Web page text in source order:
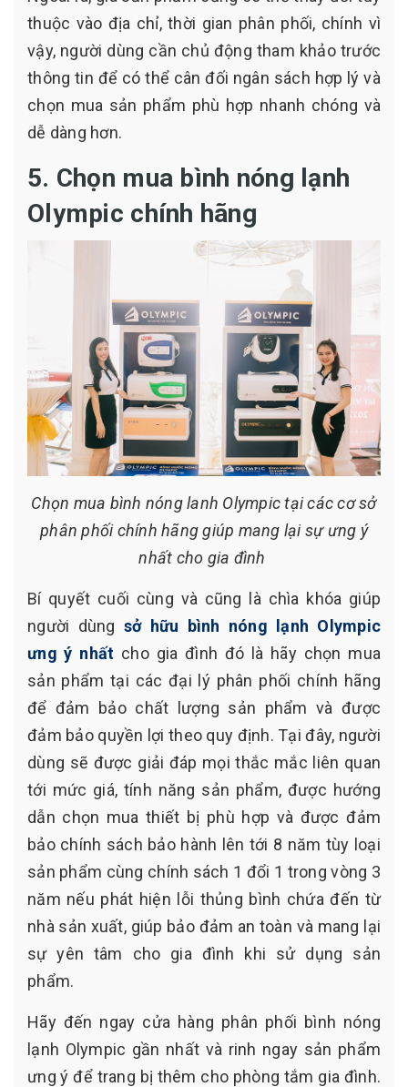
thuộc vào địa chỉ, thời gian phân phối, chính vì
vậy, người dùng cần chủ động tham khảo trước
thông tin để có thể cân đối ngân sách hợp lý và
chọn mua sản phẩm phù hợp nhanh chóng và
dễ dàng hơn.
5. Chọn mua bình nóng lạnh
Olympic chính hãng
Chọn mua bình nóng lanh Olympic tại các cơ sở
phân phối chính hãng giúp mang lại sự ưng ý
nhất cho gia đình
Bí quyết cuối cùng và cũng là chìa khóa giúp
người dùng sở hữu bình nóng lạnh Olympic
ưng ý nhất cho gia đình đó là hãy chọn mua
sản phẩm tại các đại lý phân phối chính hãng
để đảm bảo chất lượng sản phẩm và được
đảm bảo quyền lợi theo quy định. Tại đây, người
dùng sẽ được giải đáp mọi thắc mắc liên quan
tới mức giá, tính năng sản phẩm, được hướng
dẫn chọn mua thiết bị phù hợp và được đảm
bảo chính sách bảo hành lên tới 8 năm tùy loại
sản phẩm cùng chính sách 1 đổi 1 trong vòng 3
năm nếu phát hiện lỗi thủng bình chứa đến từ
nhà sản xuất, giúp bảo đảm an toàn và mang lại
sự yên tâm cho gia đình khi sử dụng sản
phẩm.
Hãy đến ngay cửa hàng phân phối bình nóng
lạnh Olympic gần nhất và rinh ngay sản phẩm
ưng ý để trang bị thêm cho phòng tắm gia đình.